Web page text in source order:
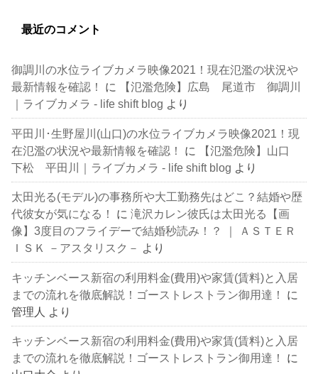
最近のコメント
御調川の水位ライブカメラ映像2021！現在氾濫の状況や
最新情報を確認！
に
【氾濫危険】広島 尾道市 御調川
｜ライブカメラ - life shift blog より
平田川･生野屋川(山口)の水位ライブカメラ映像2021！現
在氾濫の状況や最新情報を確認！
に
【氾濫危険】山口
下松 平田川｜ライブカメラ - life shift blog より
太田光る(モデル)の事務所や大工勤務先はどこ？結婚や歴
代彼女が気になる！
に滝沢カレン彼氏は太田光る【画
像】3度目のフライデーで結婚秒読み！？ ｜ ＡＳＴＥＲ
ＩＳＫ －アスタリスク－ より
キッチンベース新宿の利用料金(費用)や家賃(賃料)と入居
までの流れを徹底解説！ゴーストレストラン御用達！
に
管理人 より
キッチンベース新宿の利用料金(費用)や家賃(賃料)と入居
までの流れを徹底解説！ゴーストレストラン御用達！
に